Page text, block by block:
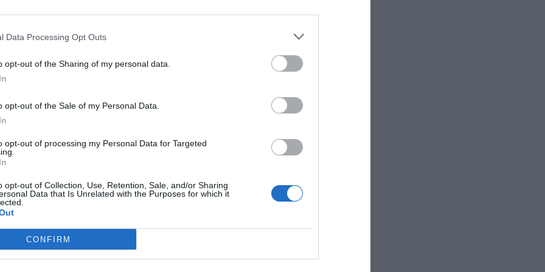
Data Processing Opt Outs
opt-out of the Sharing of my personal data.
opt-out of the Sale of my Personal Data.
opt-out of processing my Personal Data for Targeted
opt-out of Collection, Use, Retention, Sale, and/or Sharing
Data that Is Unrelated with the Purposes for which it
CONFIRM
NOVEDADES Redacción 31/07/2026
un apoyo esencial en el
infantil
NOVEDADES
edición de Kardia Select para
de farmacia: claves para
con criterio
Y NOVEDADES Redacción